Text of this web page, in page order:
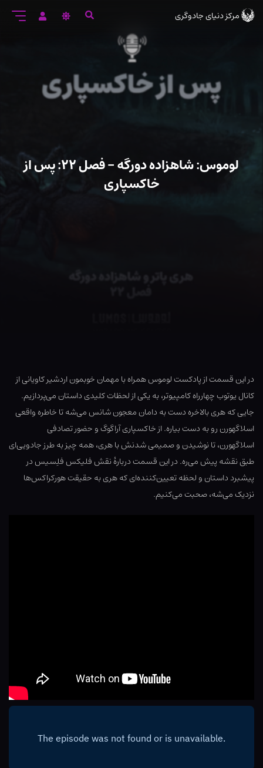
ورود
مرکز دنیای جادوگری
لوموس: شاهزاده دورگه – فصل ۲۲: پس از
خاکسپاری
در این قسمت از پادکست لوموس همراه با مهمان خوبمون اردشیر کاویانی از
کانال یوتوب چهارراه کامپیوتر، به یکی از لحظات کلیدی داستان می‌پردازیم.
جایی که هری بالاخره دست به دامان معجون شانس می‌شه تا خاطره واقعی
اسلاگهورن رو به دست بیاره. از خاکسپاری آراگوگ و حضور تصادفی
اسلاگهورن، تا نوشیدن و صمیمی شدنش با هری، همه چیز به طرز جادویی‌ای
طبق نقشه پیش می‌ره. در این قسمت دربارهٔ نقش فلیکس فلِسیس در
پیشبرد داستان و لحظه تعیین‌کننده‌ای که هری به حقیقت هورکراکس‌ها
نزدیک می‌شه، صحبت می‌کنیم.